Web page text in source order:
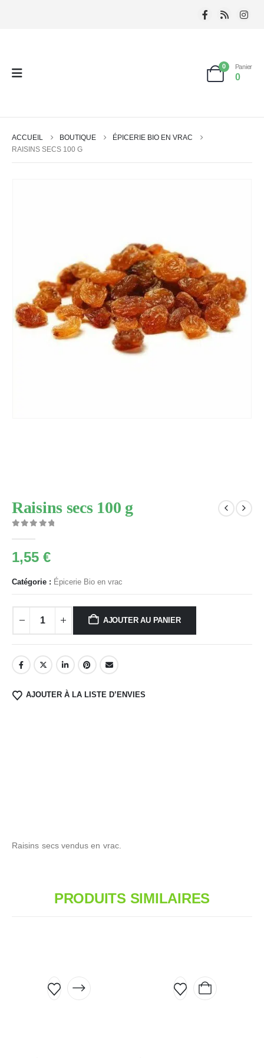
0 Panier
0
ACCUEIL BOUTIQUE
ÉPICERIE BIO EN VRAC
RAISINS SECS 100 G
Raisins secs 100 g
1,55 €
Catégorie : Épicerie Bio en vrac
AJOUTER AU PANIER
AJOUTER À LA LISTE D’ENVIES
Raisins secs vendus en vrac.
PRODUITS SIMILAIRES
Ce
produit